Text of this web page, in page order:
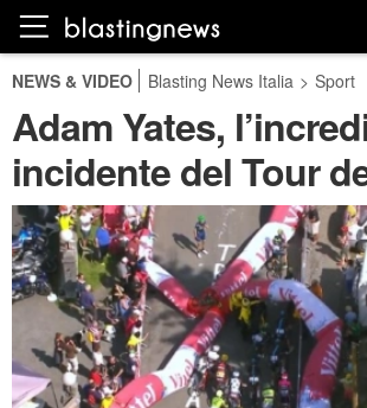
NEWS & VIDEO Blasting News Italia > Sport
Adam Yates,
incidente del Tour